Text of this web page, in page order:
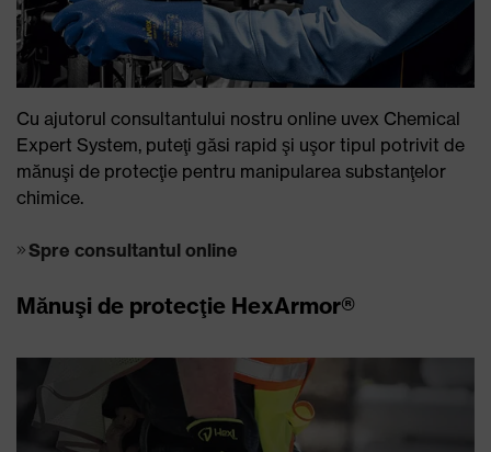
Cu ajutorul consultantului nostru online uvex Chemical
Expert System, puteţi găsi rapid şi uşor tipul potrivit de
mănuşi de protecţie pentru manipularea substanţelor
chimice.
Spre consultantul online
Mănuşi de protecţie HexArmor®